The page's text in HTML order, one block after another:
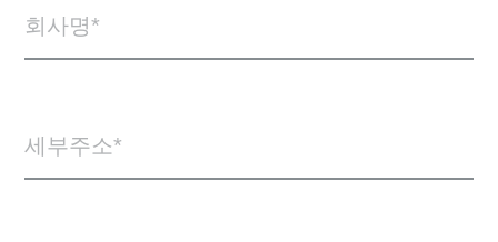
회사명
세부주소